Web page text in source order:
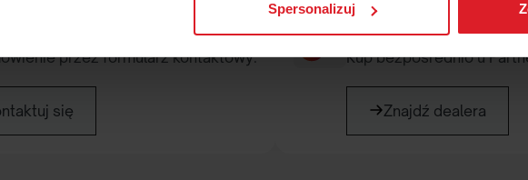
więcej o tym, jak Google przetwarza dane osobowehttps://
Spersonalizuj
przez formularz kontaktowy.
się
Zamów u Partnera
Kup bezpośrednio u
Znajdź dealera